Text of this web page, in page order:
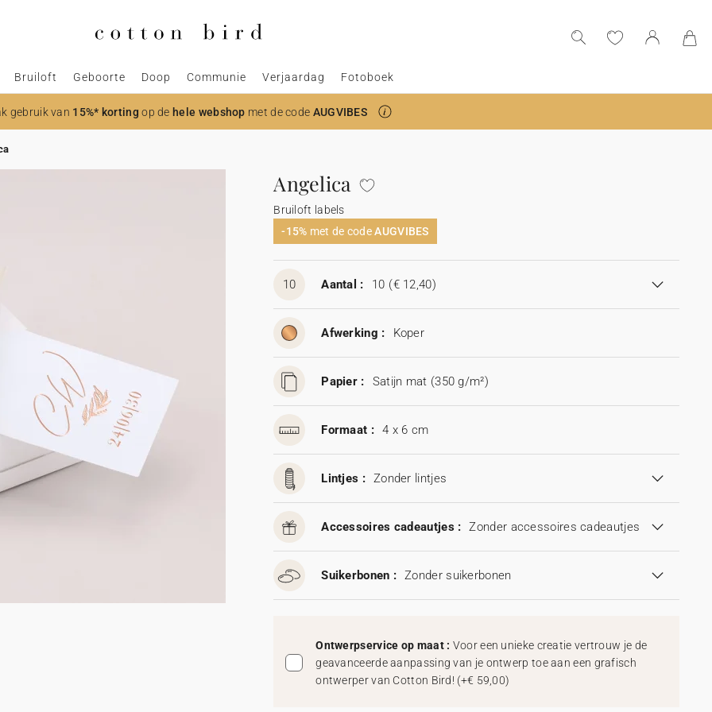
Bruiloft Geboorte Doop Communie Verjaardag Fotoboek
gebruik van 15%* kortingop dehele webshop met de code AUGVIBES
Angelica
Bruiloft labels
-15% met de codeAUGVIBES
10 Aantal : 10 (€ 12,40)
Afwerking : Koper
Papier : Satijn mat (350 g/m²)
Formaat : 4 x 6 cm
Lintjes : Zonder lintjes
Accessoires cadeautjes : Zonder accessoires cadeautjes
Suikerbonen : Zonder suikerbonen
Ontwerpservice op maat : Voor een unieke creatie vertrouw je de
geavanceerde aanpassing van je ontwerp toe aan een grafisch
ontwerper van Cotton Bird! (+€ 59,00)